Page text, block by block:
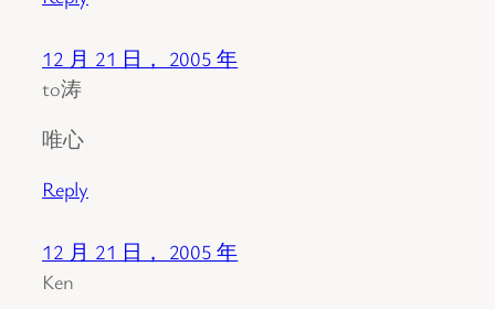
12 月 21 日， 2005 年
to涛
唯心
Reply
12 月 21 日， 2005 年
Ken